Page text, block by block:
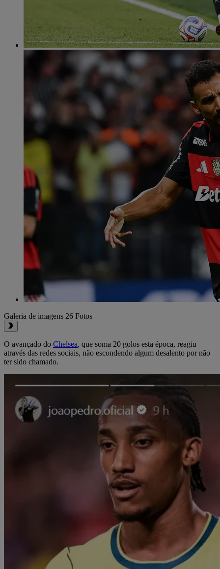
Galeria de imagens 26 Fotos
O avançado do Chelsea, que soma 20 golos esta época, reagiu
através das redes sociais, não escondendo algum desalento por não
ter sido chamado.